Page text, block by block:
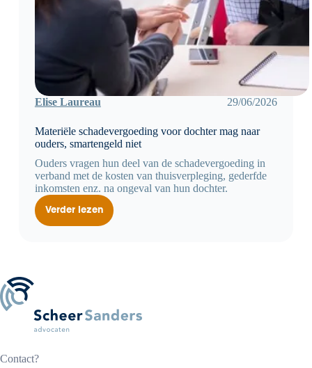
Elise Laureau 29/06/2026
Materiële schadevergoeding voor dochter mag naar
ouders, smartengeld niet
Ouders vragen hun deel van de schadevergoeding in
verband met de kosten van thuisverpleging, gederfde
inkomsten enz. na ongeval van hun dochter.
Verder lezen
Materiële
schadevergoeding
Contact?